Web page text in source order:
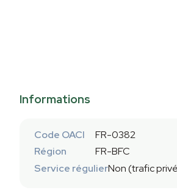
Informations
Code OACI
FR-0382
Région
FR-BFC
Service régulierNon (trafic